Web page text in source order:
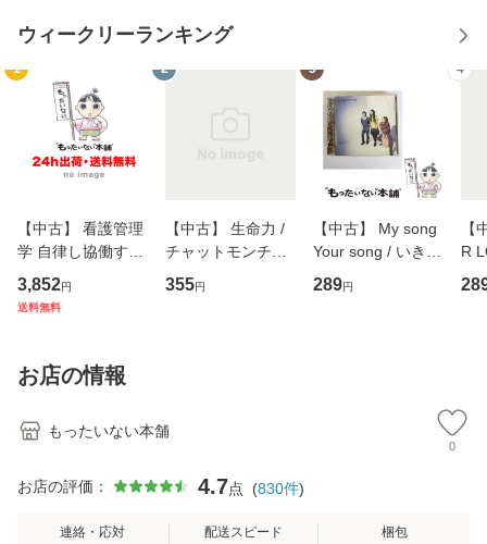
ウィークリーランキング
1
【中古】 看護管理
学 自律し協働する
専門職の看護マネ
ジメントスキル 改
恵 藤本幸三 / 南江
堂 [単行
3,852円
送料無料
2
【中古】 生命力 /
チャットモンチー /
キューンレコード
[CD]【メール便送
355円
3
【中古】 My song
Your song / いきも
のがかり / [CD]
【メール便送料無
289円
4
【
R
産
お店の情報
もったいない本舗
0
お店の評価： 4.7点 (830件)
連絡・応対 配送スピード 梱包